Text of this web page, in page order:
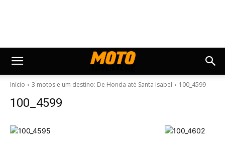
Início 3 motos e um destino: De Honda até Santa Isabel 100_4599
100_4599